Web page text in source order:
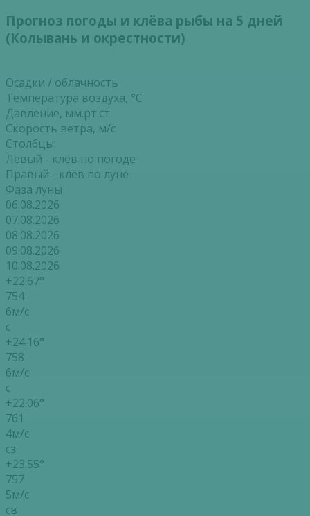
Прогноз погоды и клёва рыбы на 5 дней
(Колывань и окрестности)
Осадки / облачность
Температура воздуха, °С
Давление, мм.рт.ст.
Скорость ветра, м/с
Столбцы:
Левый - клёв по погоде
Правый - клёв по луне
Фаза луны
06.08.2026
07.08.2026
08.08.2026
09.08.2026
10.08.2026
+22.67°
754
6м/с
с
+24.16°
758
6м/с
с
+22.06°
761
4м/с
сз
+23.55°
757
5м/с
св